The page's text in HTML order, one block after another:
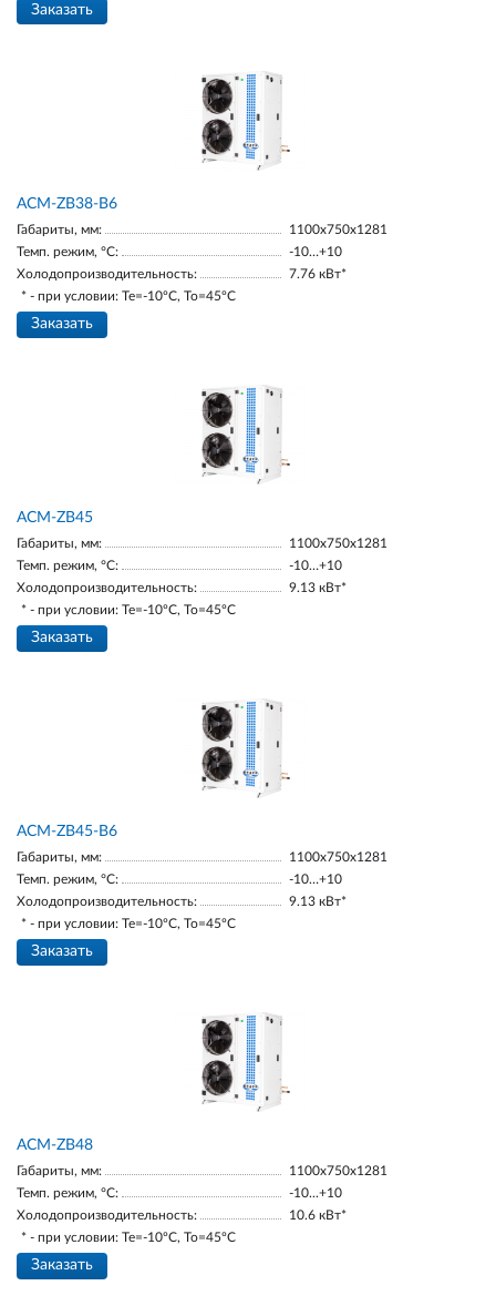
Заказать
ACM-ZB38-В6
Габариты, мм:
1100х750х1281
Темп. режим, °С:
-10…+10
Холодопроизводительность:
7.76 кВт*
* - при условии: Te=-10ºC, To=45ºC
Заказать
ACM-ZB45
Габариты, мм:
1100х750х1281
Темп. режим, °С:
-10…+10
Холодопроизводительность:
9.13 кВт*
* - при условии: Te=-10ºC, To=45ºC
Заказать
ACM-ZB45-В6
Габариты, мм:
1100х750х1281
Темп. режим, °С:
-10…+10
Холодопроизводительность:
9.13 кВт*
* - при условии: Te=-10ºC, To=45ºC
Заказать
ACM-ZB48
Габариты, мм:
1100х750х1281
Темп. режим, °С:
-10...+10
Холодопроизводительность:
10.6 кВт*
* - при условии: Te=-10ºC, To=45ºC
Заказать